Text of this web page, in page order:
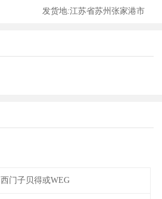
发货地:江苏省苏州张家港市
西门子贝得或WEG